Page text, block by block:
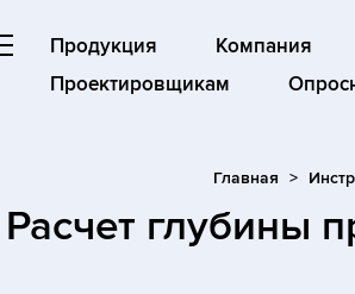
Продукция Компания
Проектировщикам
Главная
Расчет глубины